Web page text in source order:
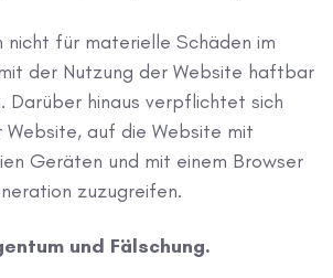
nicht für materielle Schäden im
der Nutzung der Website haftbar
Darüber hinaus verpflichtet sich
auf die Website mit
Geräten und mit einem Browser
zuzugreifen.
und Fälschung.